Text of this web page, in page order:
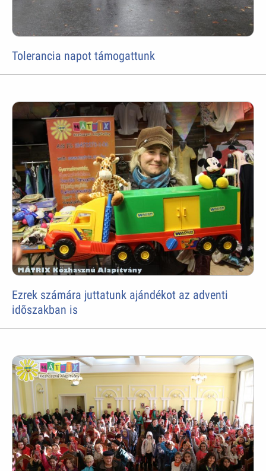
Tolerancia napot támogattunk
Ezrek számára juttatunk ajándékot az adventi
idõszakban is